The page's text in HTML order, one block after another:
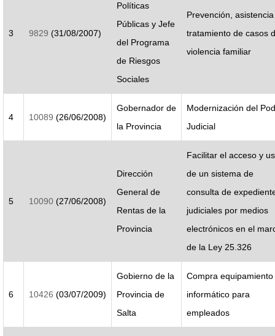
3 9829 (31/08/2007)
Políticas
Públicas y Jefe
del Programa
de Riesgos
Sociales
Prevención,
tratamiento de casos
violencia familiar
4 10089 (26/06/2008)
Gobernador de
la Provincia
Modernización del
Judicial
5 10090 (27/06/2008)
Dirección
General de
Rentas de la
Provincia
Facilitar el acceso y
de un sistema de
consulta de
judiciales por medios
electrónicos en el
de la Ley 25.326
6 10426 (03/07/2009)
Gobierno de la
Provincia de
Salta
Compra equipamiento
informático para
empleados